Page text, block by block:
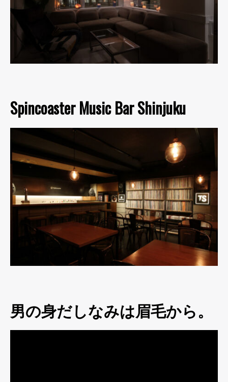
Spincoaster Music Bar Shinjuku
男の身だしなみは眉毛から。